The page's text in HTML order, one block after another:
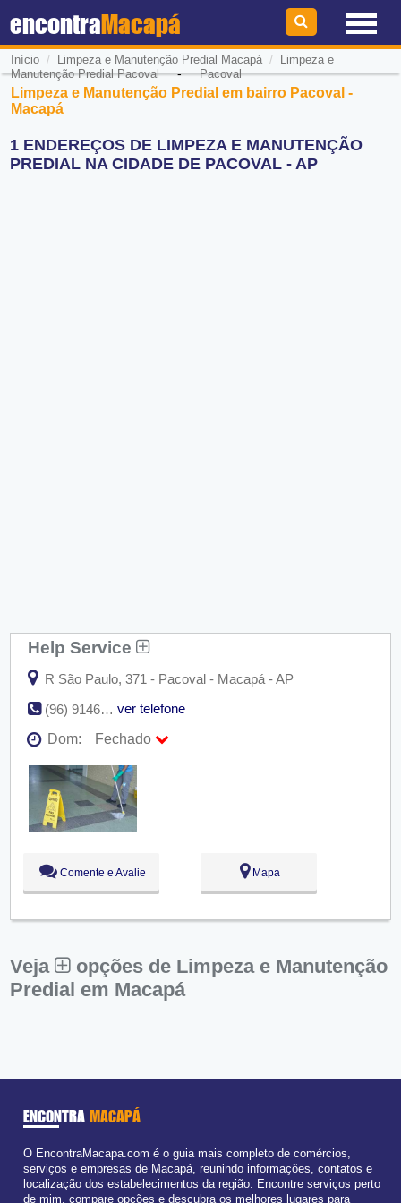
encontraMacapá
Início / Limpeza e Manutenção Predial Macapá/
Limpeza e
Manutenção Predial Pacoval-Pacoval
Limpeza e Manutenção Predial em bairro Pacoval -
Macapá
1 ENDEREÇOS DE LIMPEZA E MANUTENÇÃO
PREDIAL NA CIDADE DE PACOVAL - AP
Help Service
R São Paulo, 371 - Pacoval - Macapá - AP
(96) 9146-4755
ver telefone
Dom:
Fechado
Seg:
09:00 - 18:00
Ter:
09:00 - 18:00
Qua:
09:00 - 18:00
Qui:
09:00 - 18:00
Sex:
09:00 - 18:00
Comente e Avalie Mapa
Veja
opções de Limpeza e Manutenção
Predial em Macapá
ENCONTRA MACAPÁ
O EncontraMacapa.com é o guia mais completo de comércios,
serviços e empresas de Macapá, reunindo informações, contatos e
localização dos estabelecimentos da região. Encontre serviços perto
de mim, compare opções e descubra os melhores lugares para